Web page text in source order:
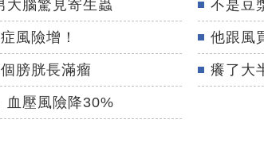
大腦驚見寄生蟲 不是豆
風險增！ 他跟風
膀胱長滿瘤 癢了大
血壓風險降30%